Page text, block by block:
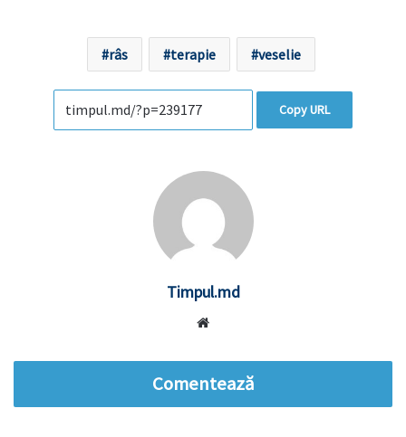
râs terapie veselie
Copy URL
Timpul.md
Comentează